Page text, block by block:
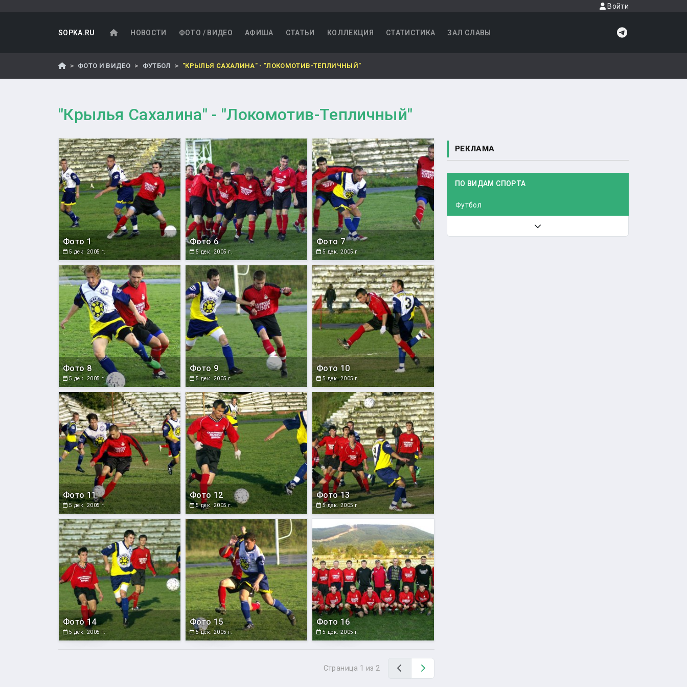
Войти
SOPKA.RU НОВОСТИ ФОТО / ВИДЕО АФИША СТАТЬИ КОЛЛЕКЦИЯ СТАТИСТИКА ЗАЛ СЛАВЫ
ФОТО И ВИДЕО ФУТБОЛ "КРЫЛЬЯ САХАЛИНА" - "ЛОКОМОТИВ-ТЕПЛИЧНЫЙ"
"Крылья Сахалина" - "Локомотив-Тепличный"
Фото 1
5 дек. 2005 г.
Фото 6
5 дек. 2005 г.
Фото 7
5 дек. 2005 г.
Фото 8
5 дек. 2005 г.
Фото 9
5 дек. 2005 г.
Фото 10
5 дек. 2005 г.
Фото 11
5 дек. 2005 г.
Фото 12
5 дек. 2005 г.
Фото 13
5 дек. 2005 г.
Фото 14
5 дек. 2005 г.
Фото 15
5 дек. 2005 г.
Фото 16
5 дек. 2005 г.
Страница 1 из 2 Назад
РЕКЛАМА
ПО ВИДАМ СПОРТА
Футбол